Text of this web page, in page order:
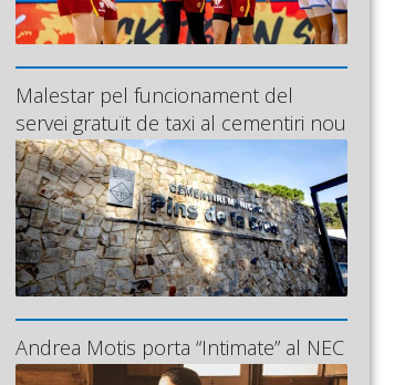
Malestar pel funcionament del
servei gratuït de taxi al cementiri nou
Andrea Motis porta “Intimate” al NEC